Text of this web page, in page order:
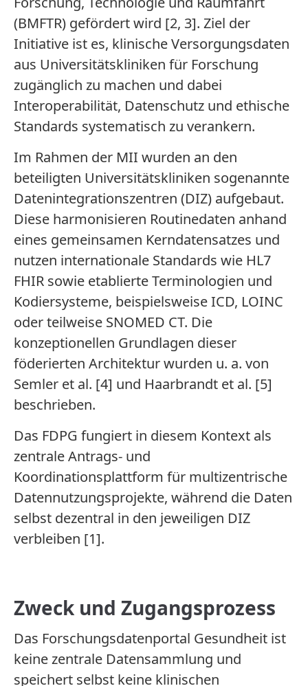
(BMFTR) gefördert wird [2, 3]. Ziel der
Initiative ist es, klinische Versorgungsdaten
aus Universitätskliniken für Forschung
zugänglich zu machen und dabei
Interoperabilität, Datenschutz und ethische
Standards systematisch zu verankern.
Im Rahmen der MII wurden an den
beteiligten Universitätskliniken sogenannte
Datenintegrationszentren (DIZ) aufgebaut.
Diese harmonisieren Routinedaten anhand
eines gemeinsamen Kerndatensatzes und
nutzen internationale Standards wie HL7
FHIR sowie etablierte Terminologien und
Kodiersysteme, beispielsweise ICD, LOINC
oder teilweise SNOMED CT. Die
konzeptionellen Grundlagen dieser
föderierten Architektur wurden u. a. von
Semler et al. [4] und Haarbrandt et al. [5]
beschrieben.
Das FDPG fungiert in diesem Kontext als
zentrale Antrags- und
Koordinationsplattform für multizentrische
Datennutzungsprojekte, während die Daten
selbst dezentral in den jeweiligen DIZ
verbleiben [1].
Zweck und Zugangs­prozess
Das Forschungsdatenportal Gesundheit ist
keine zentrale Datensammlung und
speichert selbst keine klinischen